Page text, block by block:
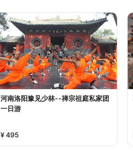
河南洛阳豫见少林--禅宗祖庭私家团
一日游
¥ 495